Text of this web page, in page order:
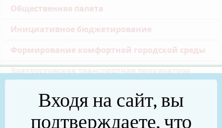
Общественная палата
Инициативное бюджетирование
Формирование комфортной городской среды
Златоустовская транспортная прокуратура
Реальные дела (архив)
Национальные проекты
Входя на сайт, вы
подтверждаете, что